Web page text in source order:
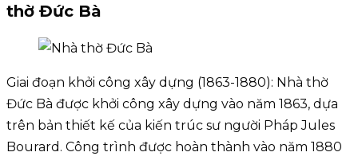
thờ Đức Bà
Giai đoạn khởi công xây dựng (1863-1880): Nhà thờ
Đức Bà được khởi công xây dựng vào năm 1863, dựa
trên bản thiết kế của kiến trúc sư người Pháp Jules
Bourard. Công trình được hoàn thành vào năm 1880